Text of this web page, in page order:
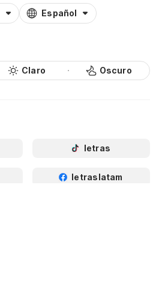
Español
Claro Oscuro
letras
letraslatam